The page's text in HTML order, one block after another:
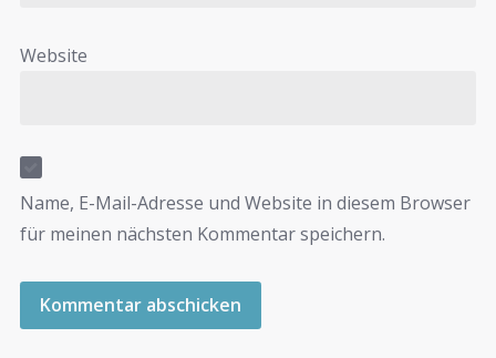
Website
Name, E-Mail-Adresse und Website in diesem Browser
für meinen nächsten Kommentar speichern.